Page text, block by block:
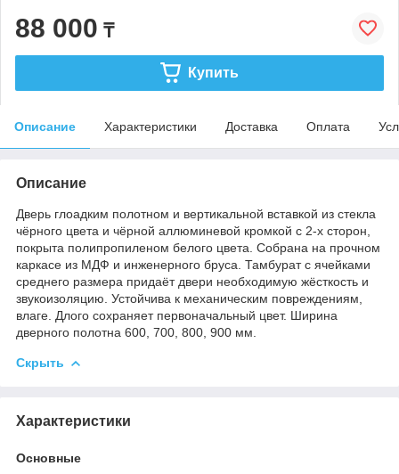
88 000 ₸
Купить
Описание Характеристики Доставка Оплата
Описание
Дверь глоадким полотном и вертикальной вставкой из стекла
чёрного цвета и чёрной аллюминевой кромкой с 2-х сторон,
покрыта полипропиленом белого цвета. Собрана на прочном
каркасе из МДФ и инженерного бруса. Тамбурат с ячейками
среднего размера придаёт двери необходимую жёсткость и
звукоизоляцию. Устойчива к механическим повреждениям,
влаге. Длого сохраняет первоначальный цвет. Ширина
дверного полотна 600, 700, 800, 900 мм.
Скрыть
Характеристики
Основные